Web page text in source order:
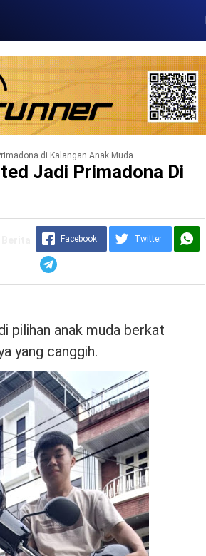
di Kalangan Anak Muda
Jadi Primadona Di
Facebook Twitter
pilihan anak muda berkat
yang canggih.